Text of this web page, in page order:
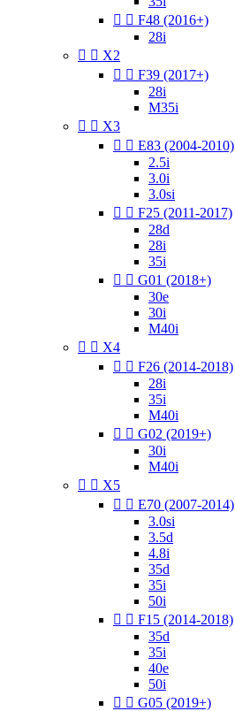
  F48 (2016+)
28i
  X2
  F39 (2017+)
28i
M35i
  X3
  E83 (2004-2010)
2.5i
3.0i
3.0si
  F25 (2011-2017)
28d
28i
35i
  G01 (2018+)
30e
30i
M40i
  X4
  F26 (2014-2018)
28i
35i
M40i
  G02 (2019+)
30i
M40i
  X5
  E70 (2007-2014)
3.0si
3.5d
4.8i
35d
35i
50i
  F15 (2014-2018)
35d
35i
40e
50i
  G05 (2019+)